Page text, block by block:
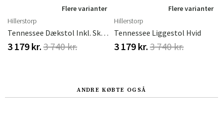
Flere varianter
Hillerstorp
Tennessee Dækstol Inkl. Skammel I Grå Fyrretræ
3 179 kr.3 740 kr.
Flere varianter
Hillerstorp
Tennessee Liggestol Hvid
3 179 kr.3 740 kr.
ANDRE KØBTE OGSÅ